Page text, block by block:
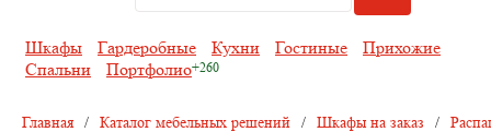
Шкафы Гардеробные Кухни Гостиные
Прихожие
Спальни
Портфолио
Главная / Каталог мебельных решений / Шкафы на заказ /